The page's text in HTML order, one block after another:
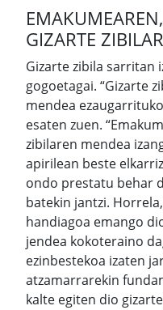
GIZARTE
Gizarte zibila sarritan
gogoetagai. “Gizarte
mendea
esaten zuen.
zibilaren mendea
apirilean beste
ondo prestatu behar
batekin jantzi.
handiagoa emango
jendea kokoteraino
ezinbestekoa izaten
atzamarrarekin
kalte egiten dio